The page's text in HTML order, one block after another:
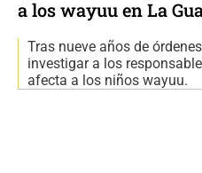
a los wayuu en La
Tras nueve años de
investigar a los
afecta a los niños wayuu.